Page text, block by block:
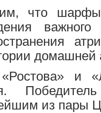
что
домашней
и
из пары